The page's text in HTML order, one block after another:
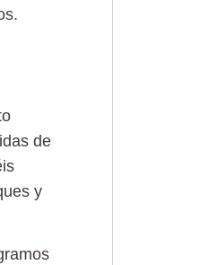
de
y